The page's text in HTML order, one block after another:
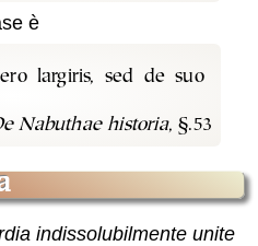
è
largiris, sed de suo
Nabuthae historia, §.53
indissolubilmente unite